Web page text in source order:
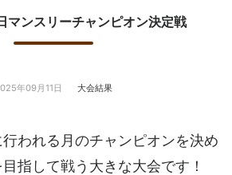
ンスリーチャンピオン決定戦
年09月11日 大会結果
われる月のチャンピオンを決め
指して戦う大きな大会です！